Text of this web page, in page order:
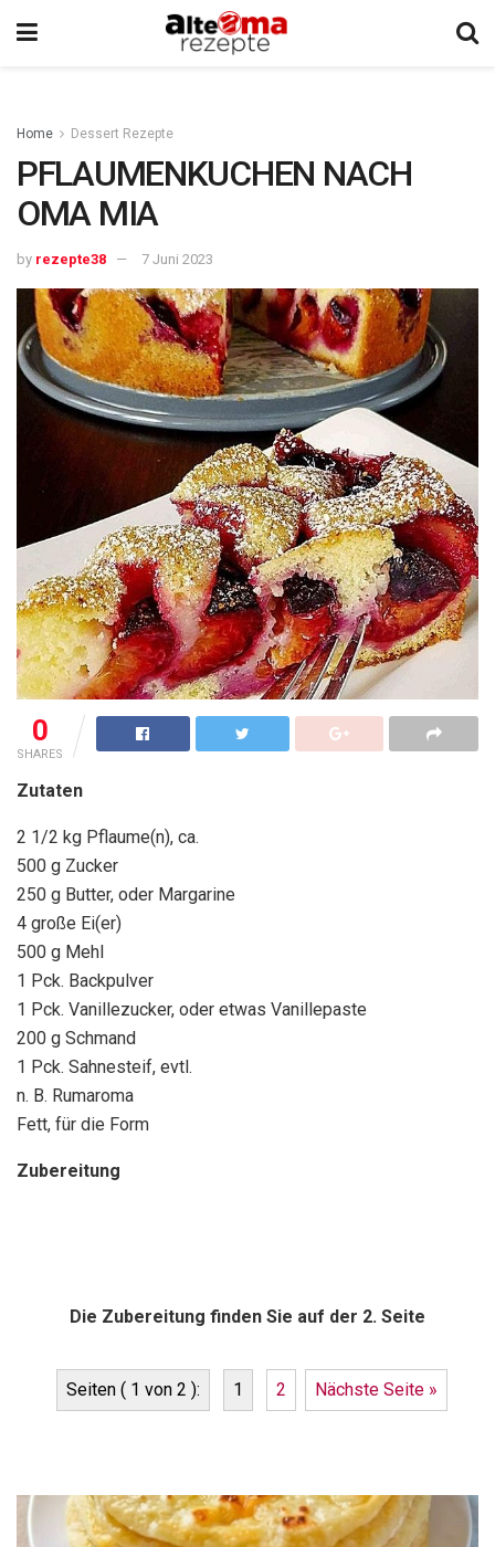
Home Dessert Rezepte
PFLAUMENKUCHEN NACH
OMA MIA
by rezepte38 7 Juni 2023
0
SHARES
Zutaten
2 1/2 kg Pflaume(n), ca.
500 g Zucker
250 g Butter, oder Margarine
4 große Ei(er)
500 g Mehl
1 Pck. Backpulver
1 Pck. Vanillezucker, oder etwas Vanillepaste
200 g Schmand
1 Pck. Sahnesteif, evtl.
n. B. Rumaroma
Fett, für die Form
Zubereitung
Die Zubereitung finden Sie auf der 2. Seite
Seiten ( 1 von 2 ): 1 2 Nächste Seite »